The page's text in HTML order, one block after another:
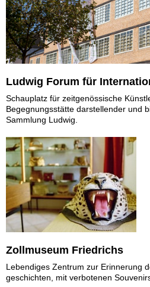
Ludwig Forum für
Schauplatz für zeitgenössische
Begegnungsstätte darstellender und
Sammlung Ludwig.
Zollmuseum Friedrichs
Lebendiges Zentrum zur Erinnerung
geschichten, mit verbotenen